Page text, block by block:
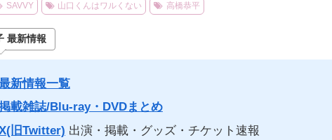
SAVVY 山口くんはワルくない 高橋恭平
最新情報
新情報一覧
載雑誌/Blu-ray・DVDまとめ
旧Twitter) 出演・掲載・グッズ・チケット速報